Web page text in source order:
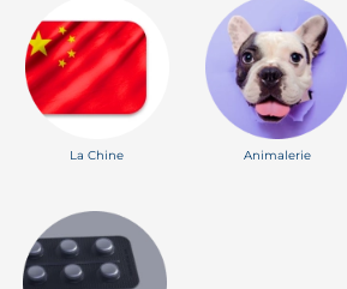
La Chine Animalerie